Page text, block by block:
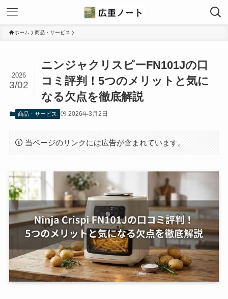
ホーム 商品・サービス
ニンジャクリスピーFN101Jの口
コミ評判！5つのメリットと気に
なる欠点を徹底解説
2026
3/02
商品・サービス 2026年3月2日
当ページのリンクには広告が含まれています。